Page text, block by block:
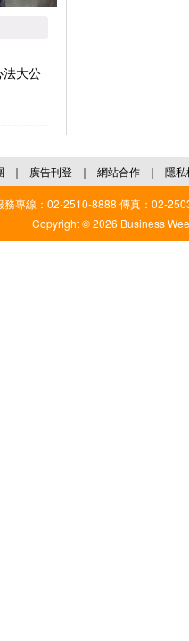
大公
｜ 廣告刊登 ｜ 網站合作 ｜ 隱私
務專線：02-2510-8888 傳真：02-
Copyright © 2026 Business